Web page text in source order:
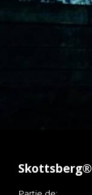
Skottsberg®